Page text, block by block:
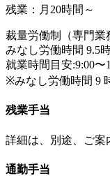
残業：月20時間～
裁量労働制（専門業
みなし労働時間 9.5
就業時間目安:9:00〜
※みなし労働時間 9
残業手当
詳細は、別途、ご案
通勤手当